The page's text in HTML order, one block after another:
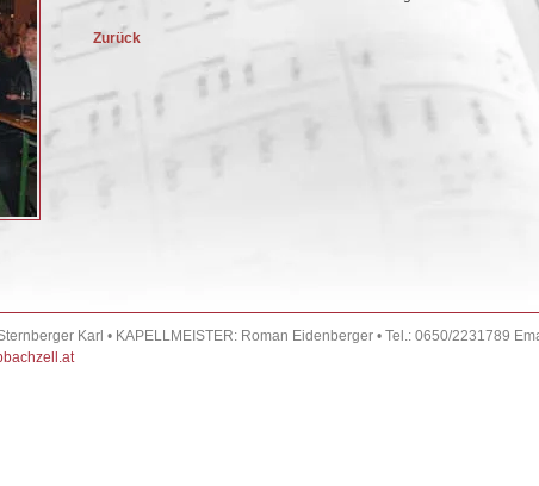
Zurück
Karl • KAPELLMEISTER: Roman Eidenberger • Tel.: 0650/2231789